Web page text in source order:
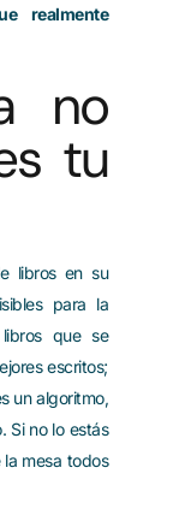
realmente
no
tu
libros en su
para la
que se
escritos;
un algoritmo,
Si no lo estás
mesa todos